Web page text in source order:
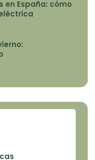
en España: cómo